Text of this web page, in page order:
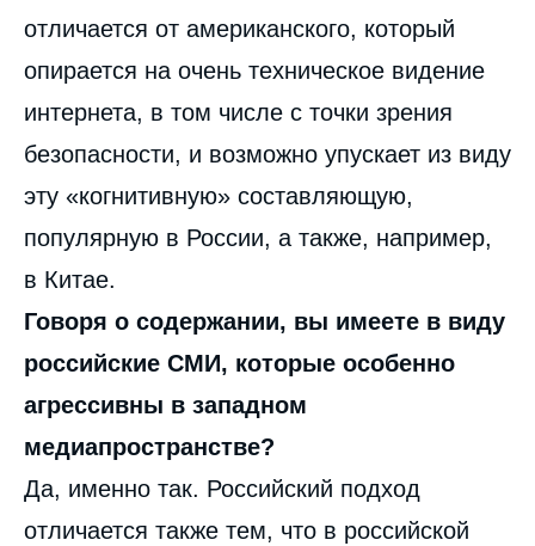
отличается от американского, который
опирается на очень техническое видение
интернета, в том числе с точки зрения
безопасности, и возможно упускает из виду
эту «когнитивную» составляющую,
популярную в России, а также, например,
в Китае.
Говоря о содержании, вы имеете в виду
российские СМИ, которые особенно
агрессивны в западном
медиапространстве?
Да, именно так. Российский подход
отличается также тем, что в российской